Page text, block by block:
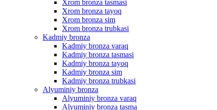
Xrom bronza tasmasi
Xrom bronza tayoq
Xrom bronza sim
Xrom bronza trubkasi
Kadmiy bronza
Kadmiy bronza varaq
Kadmiy bronza tasmasi
Kadmiy bronza tayoq
Kadmiy bronza sim
Kadmiy bronza trubkasi
Alyuminiy bronza
Alyuminiy bronza varaq
Alyuminiy bronza tasma